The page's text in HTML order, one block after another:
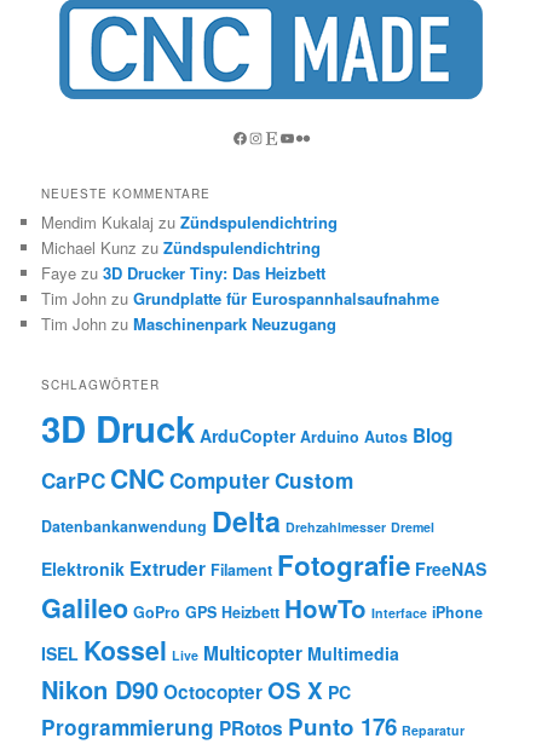
Facebook
Instagram
EtsyYouTube
Flickr
NEUESTE KOMMENTARE
Mendim Kukalaj zuZündspulendichtring
Michael Kunz zuZündspulendichtring
Faye zu3D Drucker Tiny: Das Heizbett
Tim John zuGrundplatte für Eurospannhalsaufnahme
Tim John zuMaschinenpark Neuzugang
SCHLAGWÖRTER
3D Druck ArduCopter Arduino Autos Blog
CarPC CNCComputerCustom
Datenbankanwendung Delta Drehzahlmesser Dremel
Elektronik Extruder Filament Fotografie FreeNAS
Galileo GoPro GPS Heizbett HowTo Interface iPhone
ISEL Kossel Live Multicopter Multimedia
Nikon D90OctocopterOS X PC
Programmierung PRotos Punto 176 Reparatur